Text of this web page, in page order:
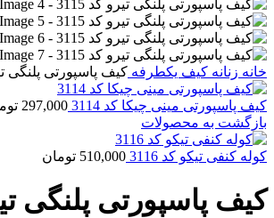
خانه زنانه کیف یکطرفه کیف پاسپورتی پلنگی تیرو
کیف پاسپورتی مینی چیکا کد 3114 297,000
بازگشت به محصولات
کوله کنفی تیکو کد 3116 510,000 تومان
کیف پاسپورتی پلنگی